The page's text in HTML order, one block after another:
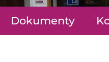
Dokumenty